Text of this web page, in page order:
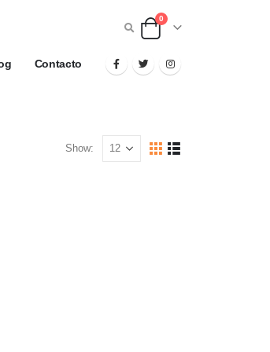
0
Contacto
Show: